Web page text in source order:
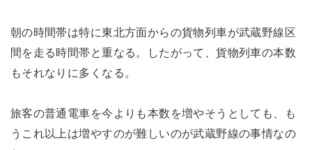
朝の時間帯は特に東北方面からの貨物列車が武蔵野線区
間を走る時間帯と重なる。したがって、貨物列車の本数
もそれなりに多くなる。
旅客の普通電車を今よりも本数を増やそうとしても、も
うこれ以上は増やすのが難しいのが武蔵野線の事情なの